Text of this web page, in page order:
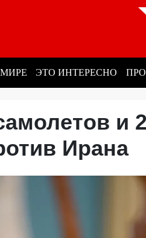
ЭТО ИНТЕРЕСНО
и
Ирана